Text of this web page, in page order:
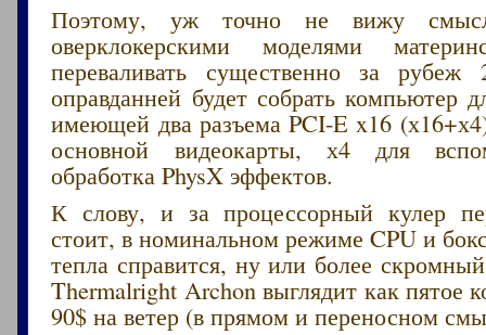
Поэтому, уж точно не вижу
оверклокерскими моделями
переваливать существенно за
оправданней будет собрать компьютер
имеющей два разъема PCI-E x16
основной видеокарты, х4 для
обработка PhysX эффектов.
К слову, и за процессорный кулер
стоит, в номинальном режиме CPU и
тепла справится, ну или более
Thermalright Archon выглядит как пятое
90$ на ветер (в прямом и переносном